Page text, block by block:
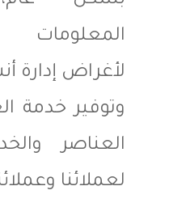
لأغراض إدارة
وتوفير خدمة
العناصر
لعملائنا